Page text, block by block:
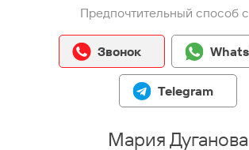
Предпочтительный способ
Звонок
Telegram
Мария Дуганова